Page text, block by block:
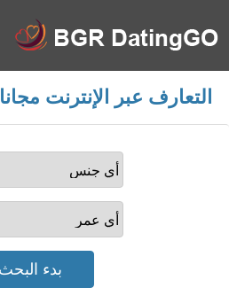
التعارف عبر الإنترنت مجانا Rakovski، بلغاريا